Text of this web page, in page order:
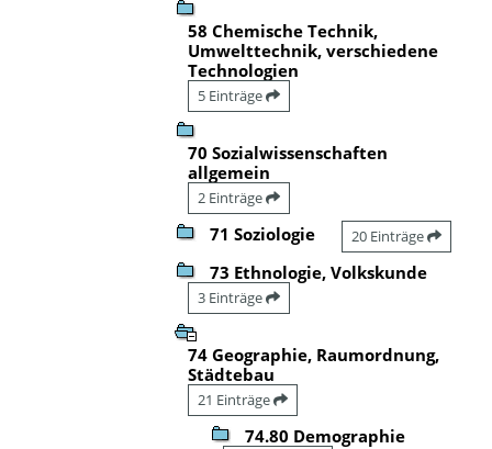
58 Chemische Technik,
Umwelttechnik, verschiedene
Technologien
5 Einträge
70 Sozialwissenschaften
allgemein
2 Einträge
71 Soziologie 20 Einträge
73 Ethnologie, Volkskunde
3 Einträge
74 Geographie, Raumordnung,
Städtebau
21 Einträge
74.80 Demographie